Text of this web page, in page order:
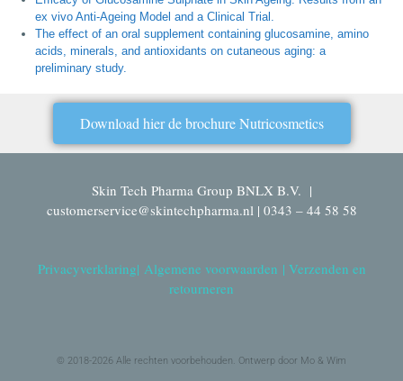
ex vivo Anti-Ageing Model and a Clinical Trial.
The effect of an oral supplement containing glucosamine, amino
acids, minerals, and antioxidants on cutaneous aging: a
preliminary study.
Download hier de brochure Nutricosmetics
Skin Tech Pharma Group BNLX B.V. |
customerservice@skintechpharma.nl | 0343 – 44 58 58
Privacyverklaring| Algemene voorwaarden | Verzenden en
retourneren
© 2018-2026 Alle rechten voorbehouden. Ontwerp door Mo & Wim